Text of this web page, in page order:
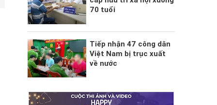
70 tuổi
Tiếp nhận 47 công dân
Việt Nam bị trục xuất
về nước